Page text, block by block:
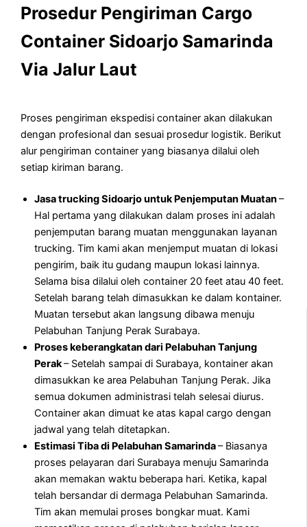
Prosedur Pengiriman Cargo
Container Sidoarjo Samarinda
Via Jalur Laut
Proses pengiriman ekspedisi container akan dilakukan
dengan profesional dan sesuai prosedur logistik. Berikut
alur pengiriman container yang biasanya dilalui oleh
setiap kiriman barang.
Jasa trucking Sidoarjo untuk Penjemputan Muatan–
Hal pertama yang dilakukan dalam proses ini adalah
penjemputan barang muatan menggunakan layanan
trucking. Tim kami akan menjemput muatan di lokasi
pengirim, baik itu gudang maupun lokasi lainnya.
Selama bisa dilalui oleh container 20 feet atau 40 feet.
Setelah barang telah dimasukkan ke dalam kontainer.
Muatan tersebut akan langsung dibawa menuju
Pelabuhan Tanjung Perak Surabaya.
Proses keberangkatan dari Pelabuhan Tanjung
Perak– Setelah sampai di Surabaya, kontainer akan
dimasukkan ke area Pelabuhan Tanjung Perak. Jika
semua dokumen administrasi telah selesai diurus.
Container akan dimuat ke atas kapal cargo dengan
jadwal yang telah ditetapkan.
Estimasi Tiba di Pelabuhan Samarinda– Biasanya
proses pelayaran dari Surabaya menuju Samarinda
akan memakan waktu beberapa hari. Ketika, kapal
telah bersandar di dermaga Pelabuhan Samarinda.
Tim akan memulai proses bongkar muat. Kami